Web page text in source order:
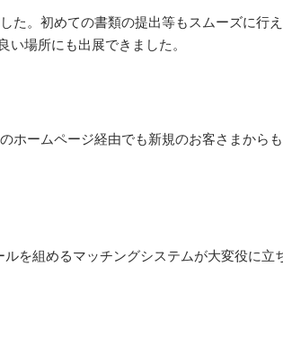
た。初めての書類の提出等もスムーズに行
場所にも出展できました。
ホームページ経由でも新規のお客さまから
を組めるマッチングシステムが大変役に立